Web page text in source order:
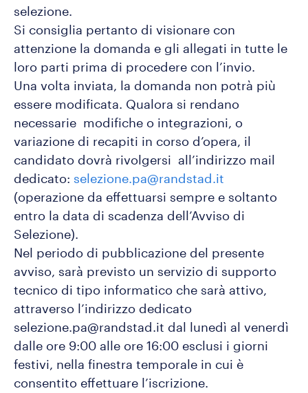
selezione.
Si consiglia pertanto di visionare con
attenzione la domanda e gli allegati in tutte le
loro parti prima di procedere con l’invio.
Una volta inviata, la domanda non potrà più
essere modificata. Qualora si rendano
necessarie modifiche o integrazioni, o
variazione di recapiti in corso d’opera, il
candidato dovrà rivolgersi all’indirizzo mail
dedicato: selezione.pa@randstad.it
(operazione da effettuarsi sempre e soltanto
entro la data di scadenza dell’Avviso di
Selezione).
Nel periodo di pubblicazione del presente
avviso, sarà previsto un servizio di supporto
tecnico di tipo informatico che sarà attivo,
attraverso l’indirizzo dedicato
selezione.pa@randstad.it dal lunedì al venerdì
dalle ore 9:00 alle ore 16:00 esclusi i giorni
festivi, nella finestra temporale in cui è
consentito effettuare l’iscrizione.